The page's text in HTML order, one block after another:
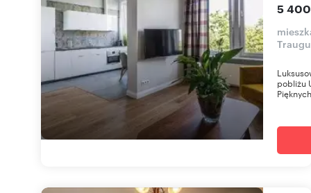
5
pobliżu